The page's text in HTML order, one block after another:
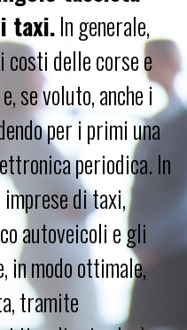
taxi.In generale,
delle corse e
se voluto, anche i
per i primi una
periodica. In
di taxi,
autoveicoli e gli
in modo ottimale,
tramite